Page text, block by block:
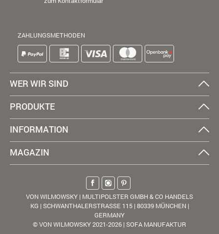
ZAHLUNGSMETHODEN
WER WIR SIND
PRODUKTE
INFORMATION
MAGAZIN
VON WILMOWSKY | MULTIPOLSTER GMBH & CO HANDELS
KG | SCHWANTHALERSTRASSE 115 | 80339 MÜNCHEN |
GERMANY
© VON WILMOWSKY 2021-2026 | SOFA MANUFAKTUR